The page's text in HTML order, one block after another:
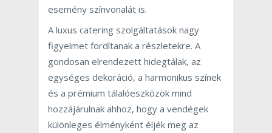
esemény színvonalát is.
A luxus catering szolgáltatások nagy
figyelmet fordítanak a részletekre. A
gondosan elrendezett hidegtálak, az
egységes dekoráció, a harmonikus színek
és a prémium tálalóeszközök mind
hozzájárulnak ahhoz, hogy a vendégek
különleges élményként éljék meg az